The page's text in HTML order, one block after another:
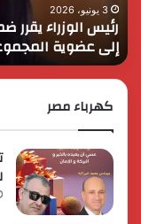
التضامن
الاجتماعي
إلى
عضوية
المجموعة
الوزارية
3 يونيو، 2026
رئيس الوزراء يقرر
إلى عضوية
كهرباء مصر